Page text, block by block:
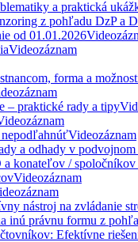
a praktická
z pohľadu DzP a
od 01.01.2026
Videozáznam
forma a
– praktické rady a tipy
nepodľahnúťVideozáznam
a odhady v
konateľov /
Videozáznam
nástroj na zvládanie
inú právnu formu z
Efektívne